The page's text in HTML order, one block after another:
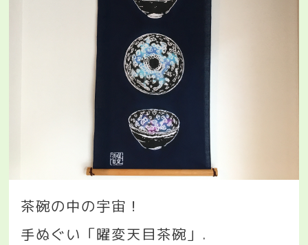
茶碗の中の宇宙！
手ぬぐい「曜変天目茶碗」 .